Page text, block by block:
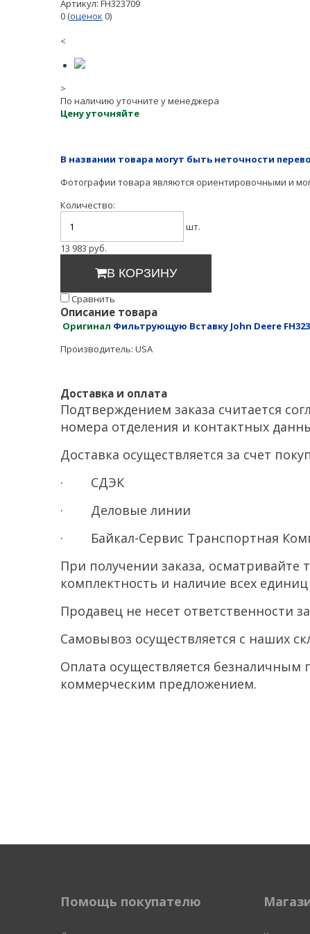
Артикул: FH323709
0 (оценок 0)
<
>
По наличию уточните у менеджера
Цену уточняйте
В названии товара могут быть неточности
Фотографии товара являются ориентировочными и
Количество:
шт.
13 983 руб.
В КОРЗИНУ
Cравнить
Описание товара
Оригинал Фильтрующую Вставку John Deere
Производитель: USA
Доставка и оплата
Подтверждением заказа считается
номера отделения и контактных
Доставка осуществляется за счет
· СДЭК
· Деловые линии
· Байкал-Сервис Транспортная
При получении заказа,
комплектность и наличие всех
Продавец не несет ответственности
Самовывоз осуществляется с наших
Оплата осуществляется безналичным
коммерческим предложением.
Помощь покупателю